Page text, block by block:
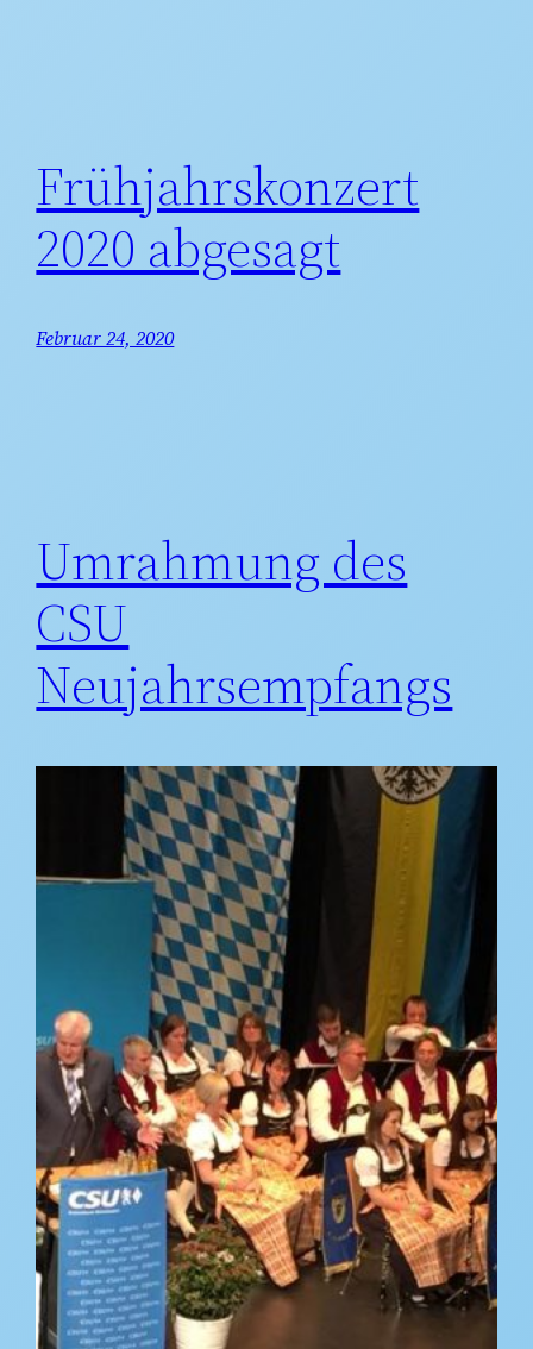
Frühjahrskonzert
2020 abgesagt
Februar 24, 2020
Umrahmung des
CSU
Neujahrsempfangs